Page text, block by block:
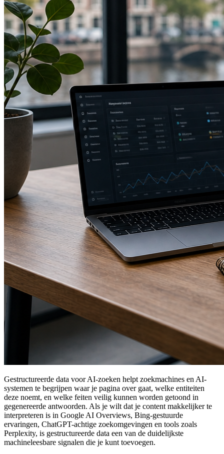
Gestructureerde data voor AI-zoeken helpt zoekmachines en AI-
systemen te begrijpen waar je pagina over gaat, welke entiteiten
deze noemt, en welke feiten veilig kunnen worden getoond in
gegenereerde antwoorden. Als je wilt dat je content makkelijker te
interpreteren is in Google AI Overviews, Bing-gestuurde
ervaringen, ChatGPT-achtige zoekomgevingen en tools zoals
Perplexity, is gestructureerde data een van de duidelijkste
machineleesbare signalen die je kunt toevoegen.